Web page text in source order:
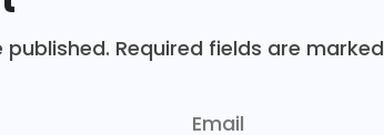
published. Required fields are marked